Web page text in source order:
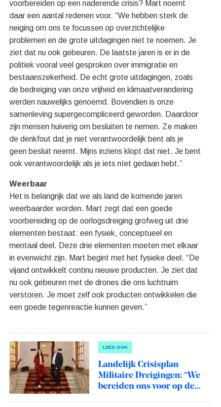
voorbereiden op een naderende crisis? Mart noemt
daar een aantal redenen voor. “We hebben sterk de
neiging om ons te focussen op overzichtelijke
problemen en de grote uitdagingen niet te noemen. Je
ziet dat nu ook gebeuren. De laatste jaren is er in de
politiek vooral veel gesproken over immigratie en
bestaanszekerheid. De echt grote uitdagingen, zoals
de bedreiging van onze vrijheid en klimaatverandering
werden nauwelijks genoemd. Bovendien is onze
samenleving supergecompliceerd geworden. Daardoor
zijn mensen huiverig om besluiten te nemen. Ze maken
de denkfout dat je niet verantwoordelijk bent als je
geen besluit neemt. Mijns inziens klopt dat niet. Je bent
ook verantwoordelijk als je iets níet gedaan hebt.”
Weerbaar
Het is belangrijk dat we als land de komende jaren
weerbaarder worden. Mart zegt dat een goede
voorbereiding op de oorlogsdreiging grofweg uit drie
elementen bestaat: een fysiek, conceptueel en
mentaal deel. Deze drie elementen moeten met elkaar
in evenwicht zijn. Mart begint met het fysieke deel. “De
vijand ontwikkelt continu nieuwe producten. Je ziet dat
nu ook gebeuren met de drones die ons luchtruim
verstoren. Je moet zelf ook producten ontwikkelen die
een goede tegenreactie kunnen geven.”
LEES OOK
Landelijk Crisisplan
Militaire Dreigingen: “We
bereiden ons voor op de